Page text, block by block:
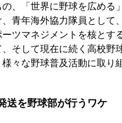
、「世界に野球を広める
青年海外協力隊員として
ツマネジメントを核とす
そして現在に続く高校野
々な野球普及活動に取り
送を野球部が行うワケ